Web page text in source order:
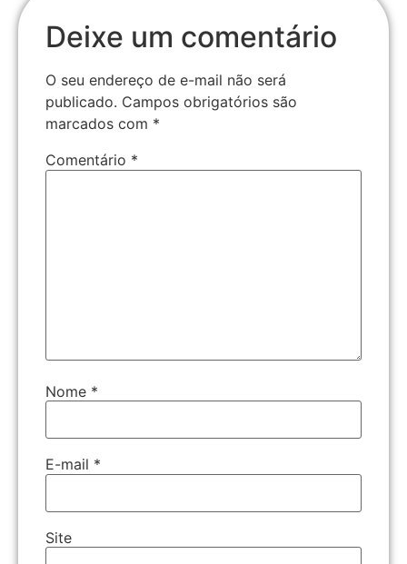
Deixe um comentário
O seu endereço de e-mail não será
publicado. Campos obrigatórios são
marcados com *
Comentário *
Nome *
E-mail *
Site